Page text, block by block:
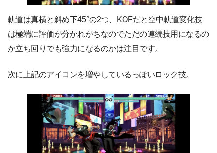
軌道は真横と斜め下45°の2つ、KOFだと空中軌道変化技
は極端に評価が分かれがちなのでただの連続技用になるの
か立ち回りでも強力になるのかは注目です。
次に上記のアイコンを増やしているっぽいロック技。